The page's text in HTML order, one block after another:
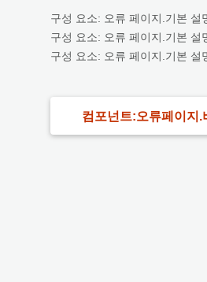
구성 요소: 오류 페이지.기본 설
구성 요소: 오류 페이지.기본 설
구성 요소: 오류 페이지.기본 설
컴포넌트:오류페이지.